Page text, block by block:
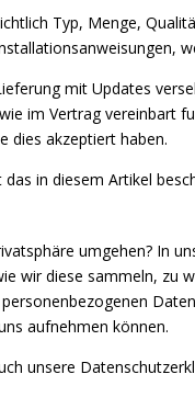
Typ, Menge,
mit Updates
im Vertrag vereinbart
dies akzeptiert haben.
in diesem Artikel
umgehen? In
wir diese sammeln, zu
aufnehmen können.
unsere